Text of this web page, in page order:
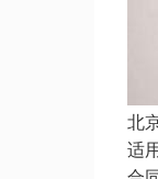
北
适